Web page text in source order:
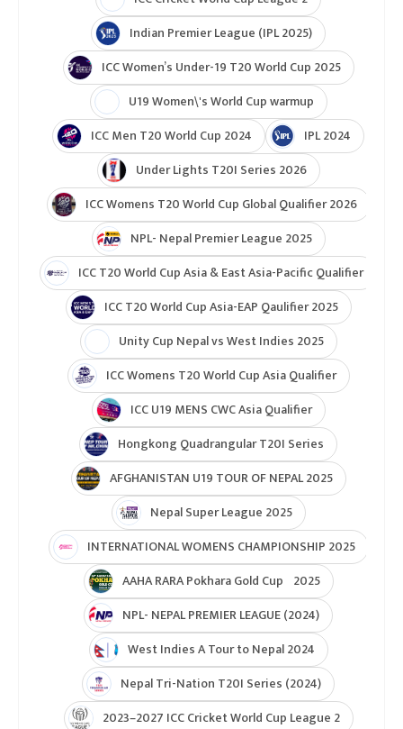
Indian Premier League (IPL 2025)
ICC Women’s Under-19 T20 World Cup 2025
U19 Women\'s World Cup warmup
ICC Men T20 World Cup 2024
IPL 2024
Under Lights T20I Series 2026
ICC Womens T20 World Cup Global Qualifier 2026
NPL- Nepal Premier League 2025
ICC T20 World Cup Asia & East Asia-Pacific Qualifier
ICC T20 World Cup Asia-EAP Qaulifier 2025
Unity Cup Nepal vs West Indies 2025
ICC Womens T20 World Cup Asia Qualifier
ICC U19 MENS CWC Asia Qualifier
Hongkong Quadrangular T20I Series
AFGHANISTAN U19 TOUR OF NEPAL 2025
Nepal Super League 2025
INTERNATIONAL WOMENS CHAMPIONSHIP 2025
AAHA RARA Pokhara Gold Cup 2025
NPL- NEPAL PREMIER LEAGUE (2024)
West Indies A Tour to Nepal 2024
Nepal Tri-Nation T20I Series (2024)
2023–2027 ICC Cricket World Cup League 2